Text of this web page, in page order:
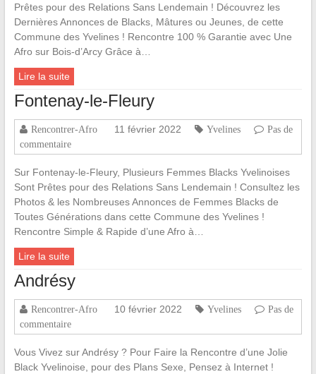
Prêtes pour des Relations Sans Lendemain ! Découvrez les
Dernières Annonces de Blacks, Mâtures ou Jeunes, de cette
Commune des Yvelines ! Rencontre 100 % Garantie avec Une
Afro sur Bois-d’Arcy Grâce à…
Lire la suite
Fontenay-le-Fleury
Rencontrer-Afro 11 février 2022 Yvelines
Pas de
commentaire
Sur Fontenay-le-Fleury, Plusieurs Femmes Blacks Yvelinoises
Sont Prêtes pour des Relations Sans Lendemain ! Consultez les
Photos & les Nombreuses Annonces de Femmes Blacks de
Toutes Générations dans cette Commune des Yvelines !
Rencontre Simple & Rapide d’une Afro à…
Lire la suite
Andrésy
Rencontrer-Afro 10 février 2022 Yvelines
Pas de
commentaire
Vous Vivez sur Andrésy ? Pour Faire la Rencontre d’une Jolie
Black Yvelinoise, pour des Plans Sexe, Pensez à Internet !